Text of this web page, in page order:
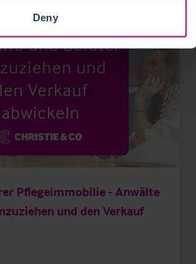
Deny
Pflegeimmobilie - Anwälte
und den Verkauf